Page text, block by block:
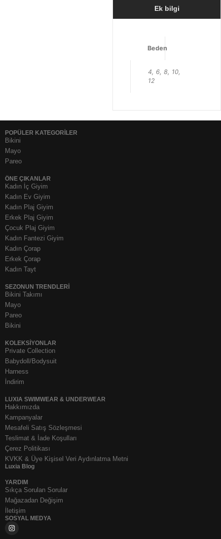
Ek bilgi
Beden
4, 6, 8, 10,
12
POPÜLER KATEGORİLER
Bikini
Mayo
Pareo
ÖNE ÇIKANLAR
Kadın İç Giyim
Kadın Ev Giyim
Kadın Plaj Giyim
Erkek Plaj Giyim
Çocuk Plaj Giyim
Kadın Fantezi Giyim
Kadın Çorap
Erkek Çorap
Kadın Tayt
SEZONUN TRENDLERI
Bikini Takımı
Mayo
Pareo
Bikini
KOLEKSIYONLAR
Private Collection
Babydoll/Bodysuit
Harness
İndirim
LUXIA SWIMWEAR & UNDERWEAR
Hakkımızda
Kampanyalar
Mesafeli Satış Sözleşmesi
Teslimat & İade Koşulları
Çerez Politikası
KVKK & Üye Kişisel Veri Aydınlatma Metni
Luxia Blog
YARDIM
Sıkça Sorulan Sorular
Mağazadan Değişim
İletişim
SOSYAL MEDYA